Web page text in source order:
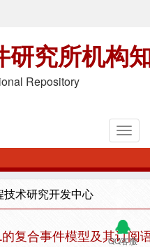
研究所机构
Repository
技术研究开发中心
QQ客服
复合事件模型及其订阅